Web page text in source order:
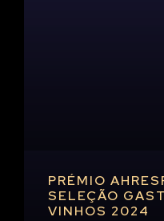
PRÉMIO
SELEÇÃO
VINHOS 2024